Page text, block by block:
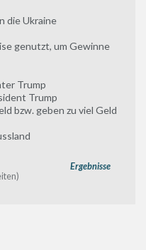
die Ukraine
genutzt, um Gewinne
Trump
Trump
bzw. geben zu viel Geld
Ergebnisse